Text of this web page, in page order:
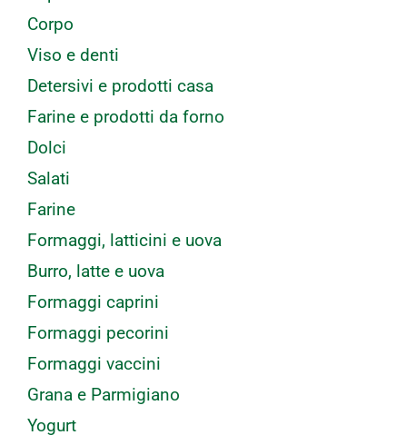
Corpo
Viso e denti
Detersivi e prodotti casa
Farine e prodotti da forno
Dolci
Salati
Farine
Formaggi, latticini e uova
Burro, latte e uova
Formaggi caprini
Formaggi pecorini
Formaggi vaccini
Grana e Parmigiano
Yogurt